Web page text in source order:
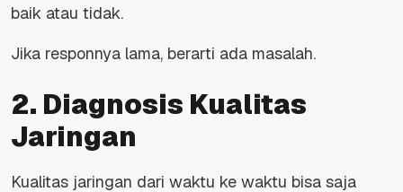
baik atau tidak.
Jika responnya lama, berarti ada masalah.
2. Diagnosis Kualitas
Jaringan
Kualitas jaringan dari waktu ke waktu bisa saja